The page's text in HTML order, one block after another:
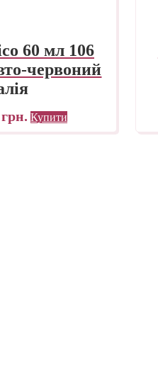
60 мл 106
червоний
грн. Купити